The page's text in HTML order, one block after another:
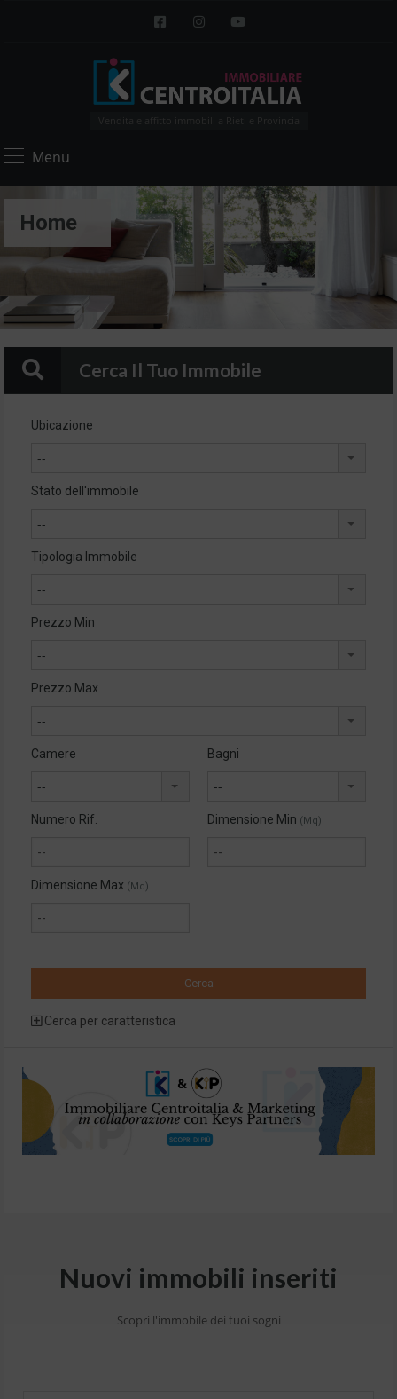
Vendita e affitto immobili a Rieti e Provincia
Menu
Home
Cerca Il Tuo Immobile
Ubicazione
--
Stato dell'immobile
--
Tipologia Immobile
--
Prezzo Min
--
Prezzo Max
--
Camere
--
Bagni
--
Numero Rif. Dimensione Min (Mq)
Dimensione Max (Mq)
Cerca per caratteristica
Nuovi immobili inseriti
Scopri l'immobile dei tuoi sogni